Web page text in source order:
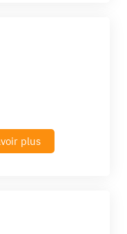
plus